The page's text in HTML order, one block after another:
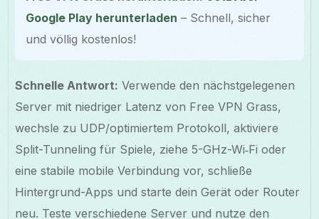
Google Play herunterladen – Schnell, sicher
und völlig kostenlos!
Schnelle Antwort: Verwende den nächstgelegenen
Server mit niedriger Latenz von Free VPN Grass,
wechsle zu UDP/optimiertem Protokoll, aktiviere
Split-Tunneling für Spiele, ziehe 5-GHz-Wi‑Fi oder
eine stabile mobile Verbindung vor, schließe
Hintergrund-Apps und starte dein Gerät oder Router
neu. Teste verschiedene Server und nutze den